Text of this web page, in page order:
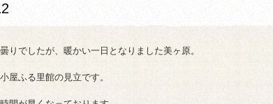
りでしたが、暖かい一日となりました美ヶ原。
屋ふる里館の見立です。